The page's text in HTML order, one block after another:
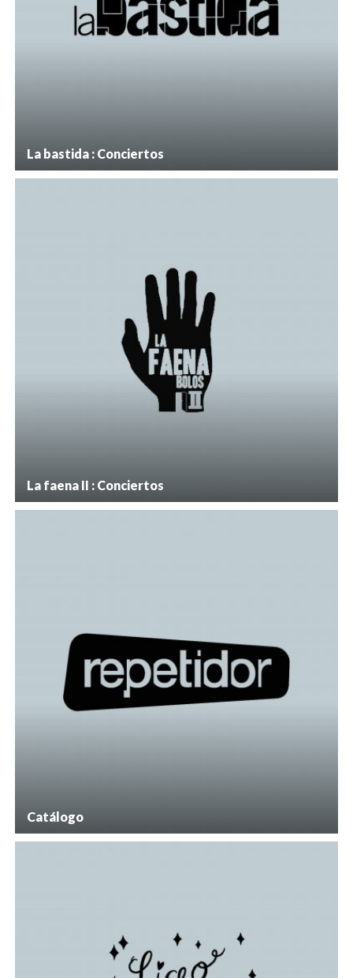
La bastida : Conciertos
La faena II : Conciertos
Catálogo